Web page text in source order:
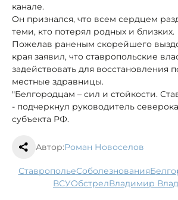
канале.
Он признался, что всем сердцем
теми, кто потерял родных и близких.
Пожелав раненым скорейшего
края заявил, что ставропольские
задействовать для восстановления
местные здравницы.
"Белгородцам – сил и стойкости.
- подчеркнул руководитель
субъекта РФ.
Автор:Роман Новоселов
Ставрополье соболезнования
ВСУ
обстрел Владимир